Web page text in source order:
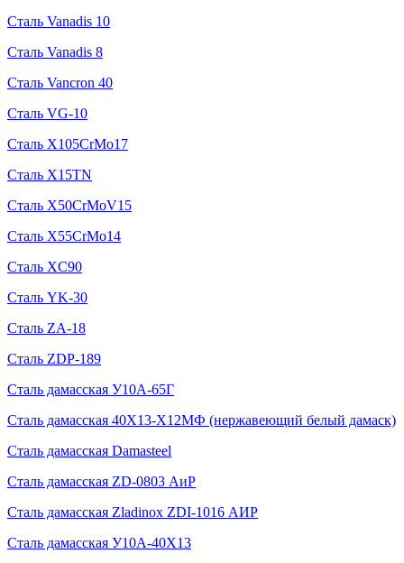
Сталь Vanadis 10
Сталь Vanadis 8
Сталь Vancron 40
Сталь VG-10
Сталь X105CrMo17
Сталь X15TN
Сталь X50CrMoV15
Сталь X55CrMo14
Сталь XC90
Сталь YK-30
Сталь ZA-18
Сталь ZDP-189
Сталь дамасская У10А-65Г
Сталь дамасская 40Х13-Х12МФ (нержавеющий белый дамаск)
Сталь дамасская Damasteel
Сталь дамасская ZD-0803 АиР
Сталь дамасская Zladinox ZDI-1016 АИР
Сталь дамасская У10А-40Х13